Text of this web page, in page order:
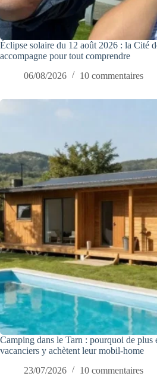
Éclipse solaire du 12 août 2026 : la Cité
accompagne pour tout comprendre
06/08/2026
10 commentaires
Camping dans le Tarn : pourquoi de plus
vacanciers y achètent leur mobil-home
23/07/2026
10 commentaires